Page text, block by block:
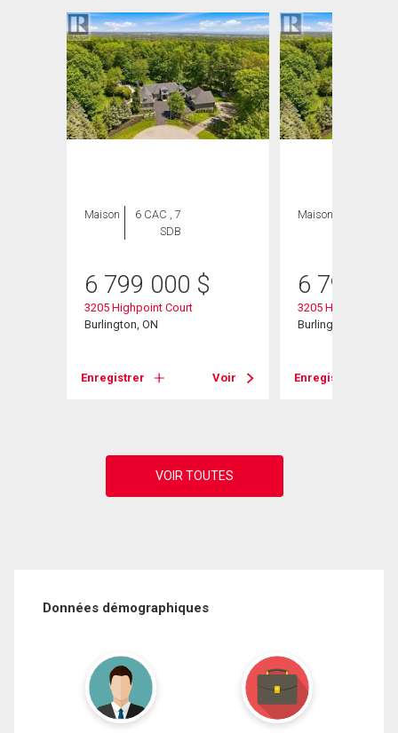
Maison
6 CAC , 7
SDB
6 799 000 $
3205 Highpoint Court
Burlington, ON
Enregistrer Voir
Maison
6 799
3205 Highpoint
Burlington, ON
Enregistrer
Données démographiques